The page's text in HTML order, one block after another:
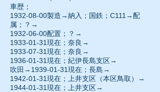
車歴；
1932-08-00製造→納入；国鉄；C111→配
属；？→
1932-06-00配置；？→
1933-01-31現在；奈良→
1933-07-31現在；奈良→
1936-01-31現在；紀伊長島支区→
吹田→1939-01-31現在；長島→
1942-01-31現在；上井支区（本区鳥取）→
1944-01-31現在；上井支区→